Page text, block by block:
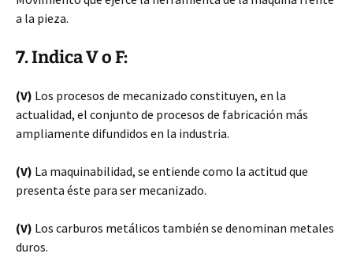
a la pieza.
7. Indica V o F:
(V) Los procesos de mecanizado constituyen, en la
actualidad, el conjunto de procesos de fabricación más
ampliamente difundidos en la industria.
(V) La maquinabilidad, se entiende como la actitud que
presenta éste para ser mecanizado.
(V) Los carburos metálicos también se denominan metales
duros.